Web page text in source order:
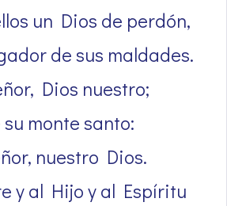
un Dios de perdón,
de sus maldades.
Dios nuestro;
monte santo:
nuestro Dios.
y al Hijo y al Espíritu